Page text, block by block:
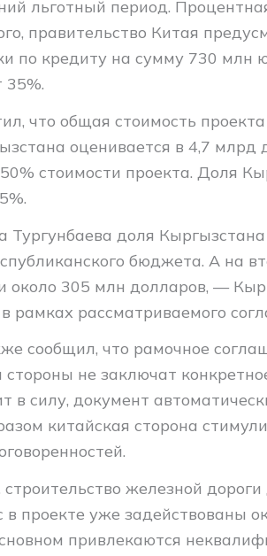
льготный период.
правительство Китая
по кредиту на сумму 730 млн
35%.
что общая стоимость
оценивается в 4,7 млрд
стоимости проекта. Доля
Тургунбаева доля
бюджета. А на
около 305 млн долларов, —
рамках рассматриваемого
сообщил, что рамочное
стороны не заключат
в силу, документ
китайская сторона
железной
в проекте уже задействованы
привлекаются